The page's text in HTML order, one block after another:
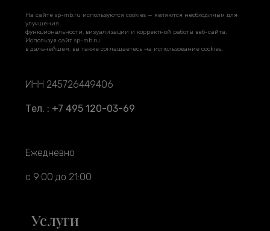
На сайте sp-mb.ru используются cookies — являются необходимым для
улучшения
функциональности, визуализации и корректной работы веб-сайта.
Используя сайт sp-mb.ru
в дальнейшем, вы также соглашаетесь на использование cookies.
ИНН 245726449406
Тел. : +7 495 120-03-69
Ежедневно
с 9:00 до 21:00
Услуги